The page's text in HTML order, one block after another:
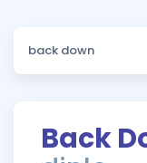
ÖSYM Sınav
Back